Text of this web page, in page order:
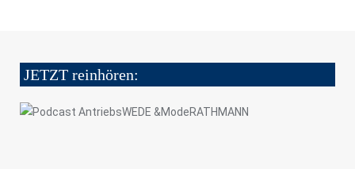
JETZT reinhören: